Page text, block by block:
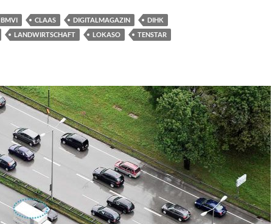
BMVI CLAAS DIGITALMAGAZIN
DIHK
LANDWIRTSCHAFT LOKASO
TENSTAR